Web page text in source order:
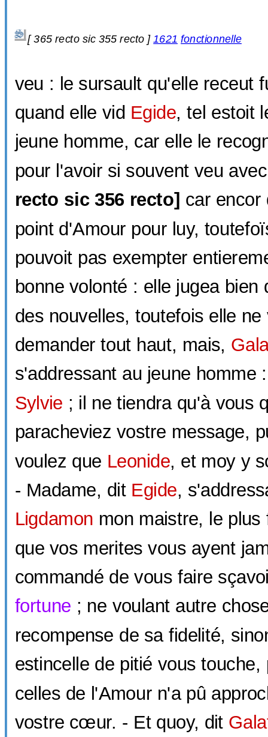
[365 recto sic355 recto ] 1621 fonctionnelle
veu : le sursault qu'elle receut
quand elle vid Egide, tel estoit
jeune homme, car elle le
pour l'avoir si souvent veu
recto sic356 recto] car encor
point d'Amour pour luy,
pouvoit pas exempter
bonne volonté : elle jugea bien
des nouvelles, toutefois elle
demander tout haut, mais,
s'addressant au jeune homme
Sylvie ; il ne tiendra qu'à vous
paracheviez vostre message,
voulez que Leonide, et moy y
- Madame, dit Egide,
Ligdamon mon maistre, le plus
que vos merites vous ayent
commandé de vous faire
fortune ; ne voulant autre
recompense de sa fidelité,
estincelle de pitié vous touche,
celles de l'Amour n'a pû
vostre cœur. - Et quoy, dit